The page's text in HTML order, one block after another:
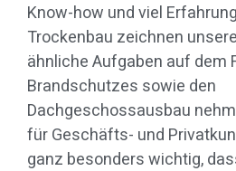
Know-how und viel
Trockenbau zeichnen
ähnliche Aufgaben auf dem
Brandschutzes sowie den
Dachgeschossausbau
für Geschäfts- und
ganz besonders wichtig,